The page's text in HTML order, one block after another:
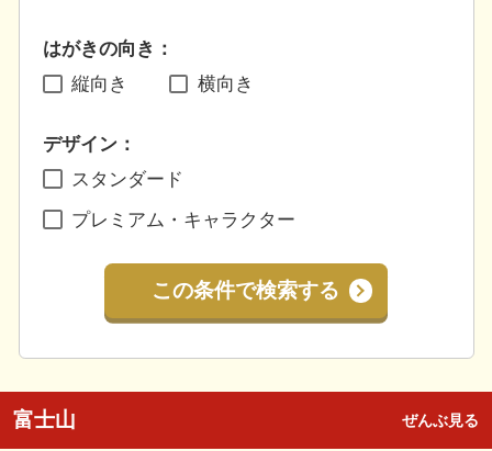
はがきの向き：
縦向き
横向き
デザイン：
スタンダード
プレミアム・キャラクター
この条件で検索する
富士山 ぜんぶ見る